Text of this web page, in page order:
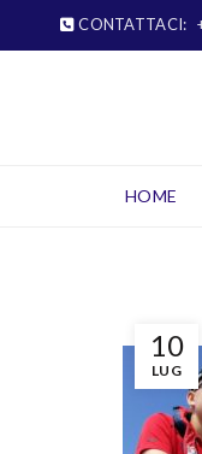
CONTATTACI:
HOME
10
LUG